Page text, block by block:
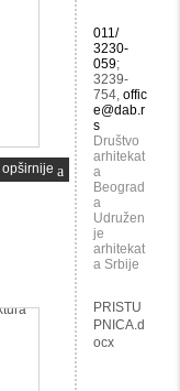
opširnije
011/
3230-
059;
3239-
754, offic
e@dab.r
s
Društvo
arhitekat
a
Beograd
a
Udružen
je
arhitekat
a Srbije
PRISTU
PNICA.d
ocx